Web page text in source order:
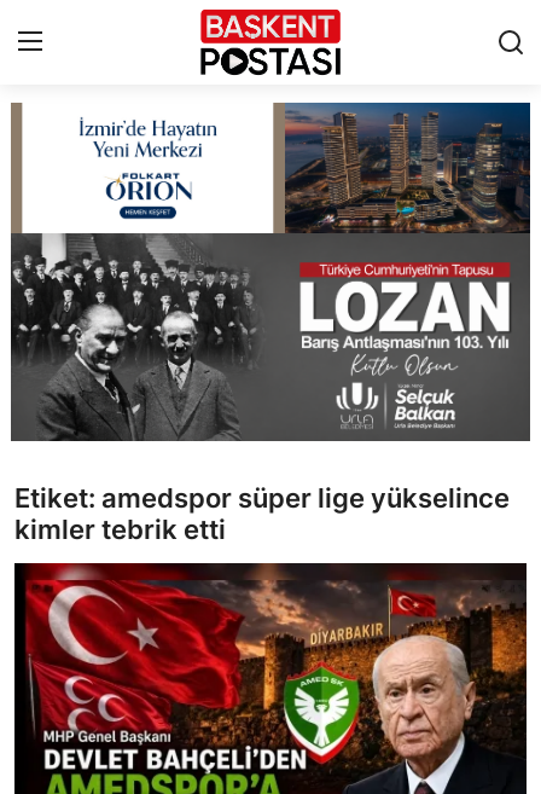
Çerez Politikası
Künye
Ankara
TBMM
Cumhurbaşkanlığı
Bakanlıklar
Siyasi Partiler
Mülki İdare
Toplum ve Yaşam
Etiket: amedspor süper lige yükselince
kimler tebrik etti